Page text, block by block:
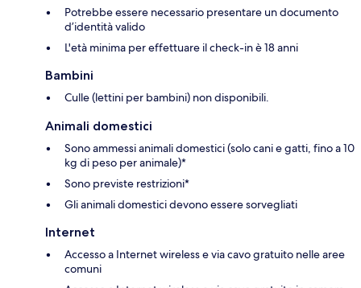
Potrebbe essere necessario presentare un documento
d’identità valido
L'età minima per effettuare il check-in è 18 anni
Bambini
Culle (lettini per bambini) non disponibili.
Animali domestici
Sono ammessi animali domestici (solo cani e gatti, fino a 10
kg di peso per animale)*
Sono previste restrizioni*
Gli animali domestici devono essere sorvegliati
Internet
Accesso a Internet wireless e via cavo gratuito nelle aree
comuni